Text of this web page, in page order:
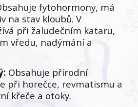
fytohormony, má
na stav kloubů. V
při žaludečním kataru,
vředu, nadýmání a
Obsahuje přírodní
při horečce, revmatismu a
křeče a otoky.